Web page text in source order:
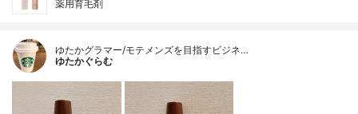
薬用育毛剤
ゆたかグラマー/モテメンズを目指すビジネ…
ゆたかぐらむ